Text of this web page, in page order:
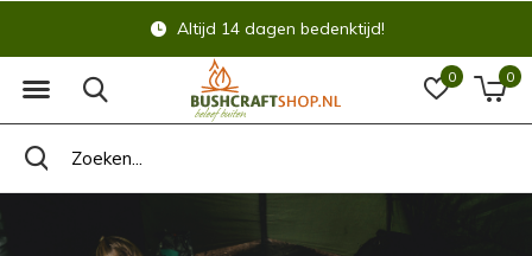
0 0
Ma-Vr & Zo < 22:00 = Vandaag verzonden